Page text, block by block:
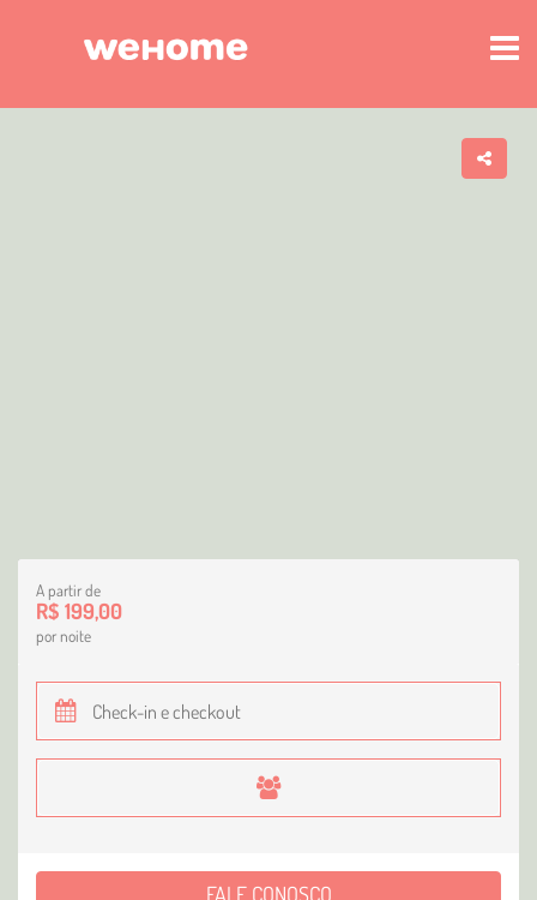
A partir de
R$ 199,00
por noite
FALE CONOSCO